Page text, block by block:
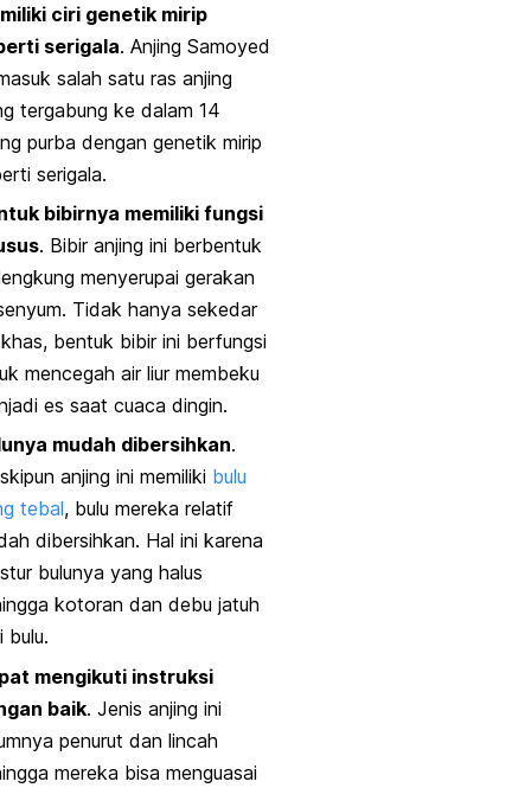
ciri genetik mirip
serigala. Anjing Samoyed
salah satu ras anjing
tergabung ke dalam 14
purba dengan genetik mirip
serigala.
bibirnya memiliki fungsi
. Bibir anjing ini berbentuk
menyerupai gerakan
Tidak hanya sekedar
bentuk bibir ini berfungsi
mencegah air liur membeku
es saat cuaca dingin.
mudah dibersihkan.
anjing ini memiliki bulu
tebal, bulu mereka relatif
dibersihkan. Hal ini karena
bulunya yang halus
kotoran dan debu jatuh
bulu.
mengikuti instruksi
baik. Jenis anjing ini
penurut dan lincah
mereka bisa menguasai